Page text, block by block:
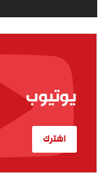
يوتيوب
اشترك